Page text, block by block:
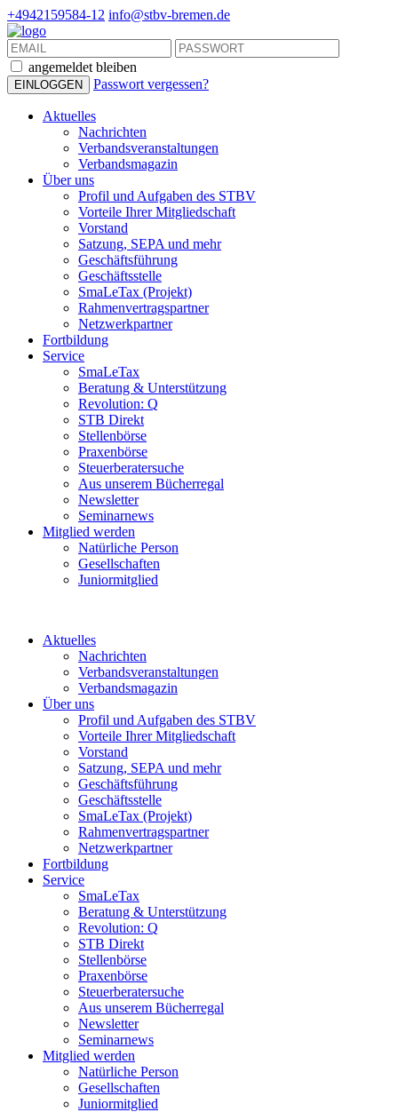
+4942159584-12 info@stbv-bremen.de
angemeldet bleiben
Passwort vergessen?
Aktuelles
Nachrichten
Verbandsveranstaltungen
Verbandsmagazin
Über uns
Profil und Aufgaben des STBV
Vorteile Ihrer Mitgliedschaft
Vorstand
Satzung, SEPA und mehr
Geschäftsführung
Geschäftsstelle
SmaLeTax (Projekt)
Rahmenvertragspartner
Netzwerkpartner
Fortbildung
Service
SmaLeTax
Beratung & Unterstützung
Revolution: Q
STB Direkt
Stellenbörse
Praxenbörse
Steuerberatersuche
Aus unserem Bücherregal
Newsletter
Seminarnews
Mitglied werden
Natürliche Person
Gesellschaften
Juniormitglied
Aktuelles
Nachrichten
Verbandsveranstaltungen
Verbandsmagazin
Über uns
Profil und Aufgaben des STBV
Vorteile Ihrer Mitgliedschaft
Vorstand
Satzung, SEPA und mehr
Geschäftsführung
Geschäftsstelle
SmaLeTax (Projekt)
Rahmenvertragspartner
Netzwerkpartner
Fortbildung
Service
SmaLeTax
Beratung & Unterstützung
Revolution: Q
STB Direkt
Stellenbörse
Praxenbörse
Steuerberatersuche
Aus unserem Bücherregal
Newsletter
Seminarnews
Mitglied werden
Natürliche Person
Gesellschaften
Juniormitglied